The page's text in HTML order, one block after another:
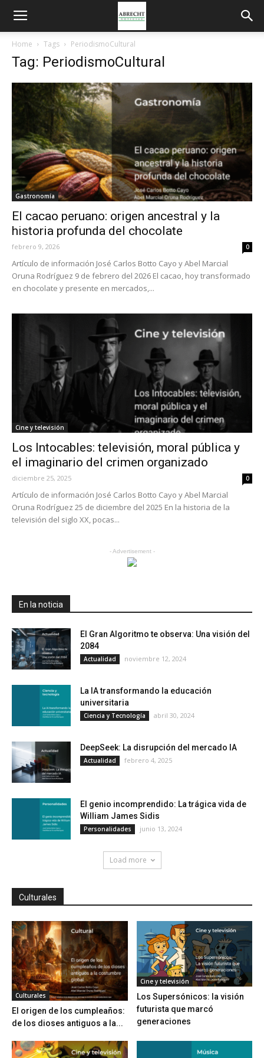
Home Tags PeriodismoCultural
Tag: PeriodismoCultural
Gastronomía
El cacao peruano: origen ancestral y la
historia profunda del chocolate
febrero 9, 2026 0
Artículo de información José Carlos Botto Cayo y Abel Marcial
Oruna Rodríguez 9 de febrero del 2026 El cacao, hoy transformado
en chocolate y presente en mercados,...
Cine y televisión
Los Intocables: televisión, moral pública y
el imaginario del crimen organizado
diciembre 25, 2025 0
Artículo de información José Carlos Botto Cayo y Abel Marcial
Oruna Rodríguez 25 de diciembre del 2025 En la historia de la
televisión del siglo XX, pocas...
- Advertisement -
En la noticia
El Gran Algoritmo te observa: Una visión del
2084
Actualidad noviembre 12, 2024
La IA transformando la educación
universitaria
Ciencia y Tecnología abril 30, 2024
DeepSeek: La disrupción del mercado IA
Actualidad febrero 4, 2025
El genio incomprendido: La trágica vida de
William James Sidis
Personalidades junio 13, 2024
Load more
Culturales
Culturales
El origen de los cumpleaños:
de los dioses antiguos a la...
Cine y televisión
Los Supersónicos: la visión
futurista que marcó
generaciones